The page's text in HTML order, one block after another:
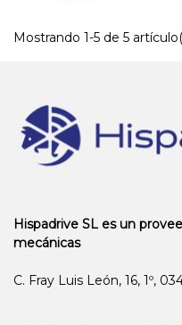
Mostrando 1-5 de 5
Hispadrive SL es un
mecánicas
C. Fray Luis León, 16, 1º,